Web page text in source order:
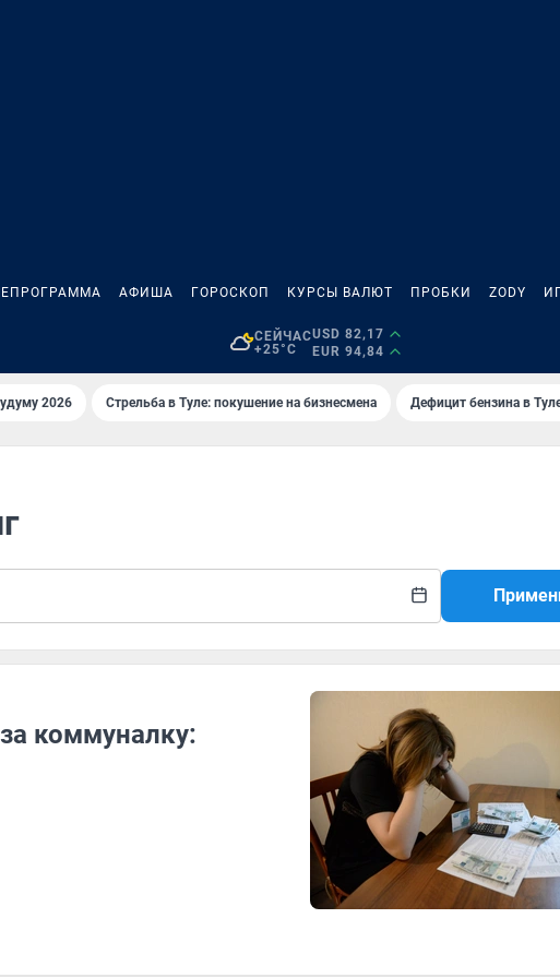
АФИША ГОРОСКОП КУРСЫ ВАЛЮТ ПРОБКИ ZODY
СЕЙЧАС
+25°C
USD 82,17
EUR 94,84
2026 Стрельба в Туле: покушение на бизнесмена Дефицит бензина в
коммуналку: